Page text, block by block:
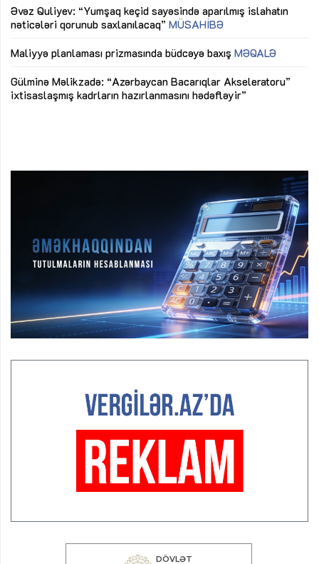
Əvəz Quliyev: “Yumşaq keçid sayəsində aparılmış islahatın
nəticələri qorunub saxlanılacaq” MÜSAHİBƏ
Maliyyə planlaması prizmasında büdcəyə baxış MƏQALƏ
Gülminə Məlikzadə: “Azərbaycan Bacarıqlar Akseleratoru”
ixtisaslaşmış kadrların hazırlanmasını hədəfləyir”